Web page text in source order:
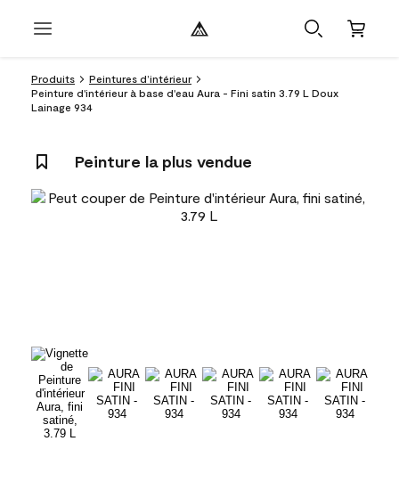
Produits
Peintures d’intérieur
Peinture d'intérieur à base d'eau Aura - Fini satin 3.79 L Doux
Lainage 934
Peinture la plus vendue